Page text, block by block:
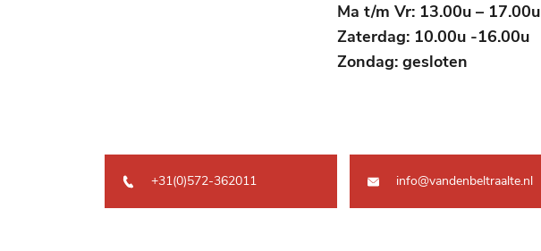
Ma t/m Vr: 13.00u – 17.00u
Zaterdag: 10.00u -16.00u
Zondag: gesloten
+31(0)572-362011 info@vandenbeltraalte.nl